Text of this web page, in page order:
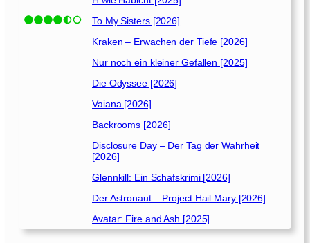
To My Sisters [2026]
Kraken – Erwachen der Tiefe [2026]
Nur noch ein kleiner Gefallen [2025]
Die Odyssee [2026]
Vaiana [2026]
Backrooms [2026]
Disclosure Day – Der Tag der Wahrheit
[2026]
Glennkill: Ein Schafskrimi [2026]
Der Astronaut – Project Hail Mary [2026]
Avatar: Fire and Ash [2025]